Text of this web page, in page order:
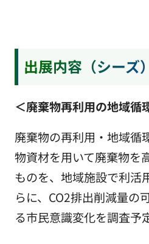
出展内容（シーズ）
＜廃棄物再利用の地域循
廃棄物の再利用・地域循
物資材を用いて廃棄物を
ものを、地域施設で利活
らに、CO2排出削減量の
る市民意識変化を調査予